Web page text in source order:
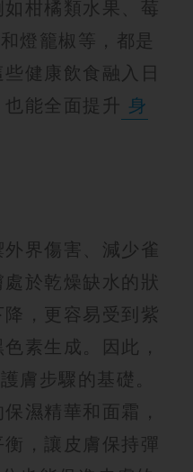
柑橘類水果、莓
和燈籠椒等，都是
健康飲食融入日
能全面提升 身
界傷害、減少雀
於乾燥缺水的狀
，更容易受到紫
素生成。因此，
膚步驟的基礎。
濕精華和面霜，
，讓皮膚保持彈